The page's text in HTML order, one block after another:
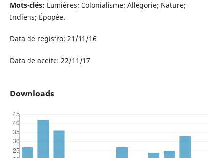
Mots-clés: Lumières; Colonialisme; Allégorie; Nature;
Indiens; Épopée.
Data de registro: 21/11/16
Data de aceite: 22/11/17
Downloads